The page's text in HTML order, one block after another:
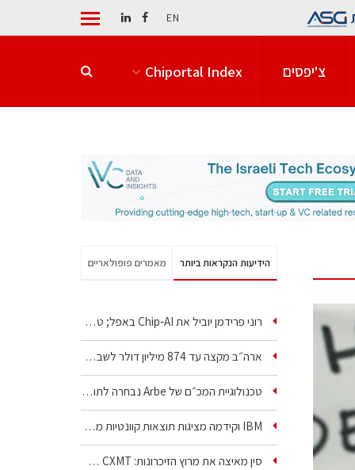
EN
צ'יפסים Chiportal Index
הידיעות הנקראות ביותר מאמרים פופולאריים
רוני פרידמן יוביל את Chip‑AI באפל; טל ענבר ינהל את…
ארה״ב מקצה עד 874 מיליון דולר לשבע טכנולוגיות שבבים…
טכנולוגיית המכ״ם של Arbe נבחרה לתוכניות אזרחיות וביטחוניות
IBM וקידמה מציגות תוצאות קוונטיות מעבר ליכולת…
סין מאיצה את מרוץ הזיכרונות: CXMT שוקלת להקים מפעל…